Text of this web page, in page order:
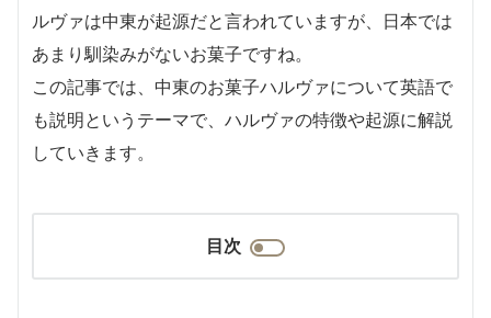
ルヴァは中東が起源だと言われていますが、日本では
あまり馴染みがないお菓子ですね。
この記事では、中東のお菓子ハルヴァについて英語で
も説明というテーマで、ハルヴァの特徴や起源に解説
していきます。
目次